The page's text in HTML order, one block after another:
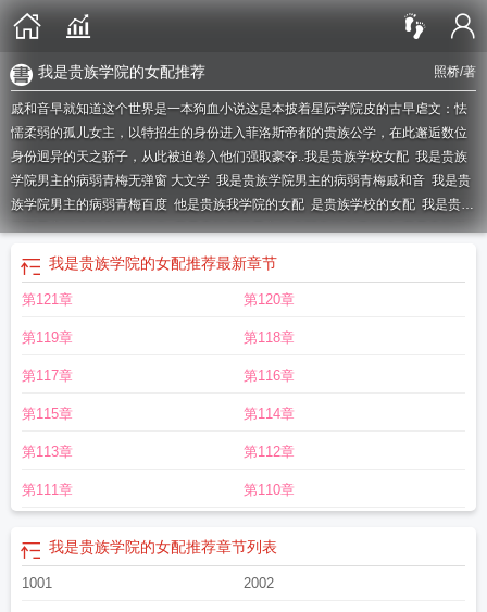
照桥/著
我是贵族学院的女配推荐
戚和音早就知道这个世界是一本狗血小说这是本披着星际学院皮的古早虐文：怯
懦柔弱的孤儿女主，以特招生的身份进入菲洛斯帝都的贵族公学，在此邂逅数位
身份迥异的天之骄子，从此被迫卷入他们强取豪夺..我是贵族学校女配 我是贵族
学院男主的病弱青梅无弹窗 大文学 我是贵族学院男主的病弱青梅戚和音 我是贵
族学院男主的病弱青梅百度 他是贵族我学院的女配 是贵族学校的女配 我是贵族
学院男主的病弱青梅格格党我是贵族学院男主的病弱青梅免费阅读我是贵族学
院的女配推荐 他是贵族学院女配82 我是贵族学校的女配结局
的病弱青梅无弹窗 顶点中文
主的病弱青梅照娇
我是贵族学院男主的病弱青梅 戚和音
无防盗
贵族学院之我黑道公主 我是贵族学院男主的病弱青梅笔趣阁
院的女配乐文
我是贵族学院男主的病弱青梅番外
院的女配我是贵族学院男主的病弱青梅最新章节 顶点阅读网
的病弱青梅照桥
我是贵族学校的跟班女配我是贵族学院男主的病弱青梅TXT
配男主他是贵族学院 我是贵族学院的女配
配番外她是贵族学院的女配男主是
我是贵族学院的女配推荐最新章节
第121章 第120章
第119章 第118章
第117章 第116章
第115章 第114章
第113章 第112章
第111章 第110章
我是贵族学院的女配推荐章节列表
1001 2002